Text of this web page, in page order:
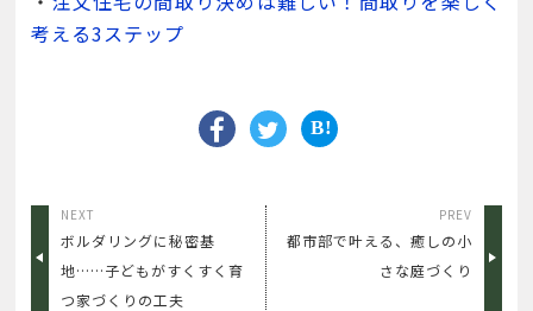
考える3ステップ
NEXT
ボルダリングに秘密基
地……子どもがすくすく育
つ家づくりの工夫
PREV
都市部で叶える、癒しの小
さな庭づくり